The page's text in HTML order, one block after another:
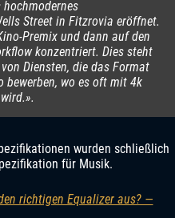
Street in Fitzrovia eröffnet.
Premix und dann auf den
konzentriert. Dies steht
Diensten, die das Format
bewerben, wo es oft mit 4k
wurden schließlich
für Musik.
richtigen Equalizer aus? —